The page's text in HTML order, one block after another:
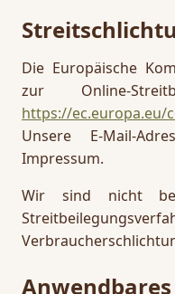
Die Europäische
zur Online-
https://ec.europa.eu/
Unsere E-Mail-
Impressum.
Wir sind nicht